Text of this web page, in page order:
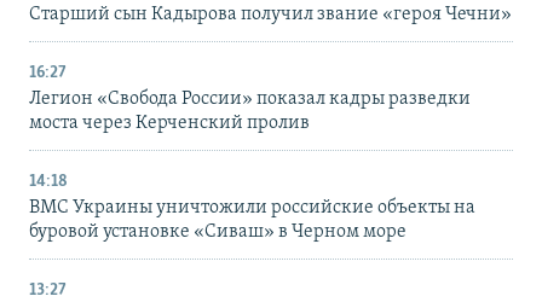
Старший сын Кадырова получил звание «героя Чечни»
16:27
Легион «Свобода России» показал кадры разведки
моста через Керченский пролив
14:18
ВМС Украины уничтожили российские объекты на
буровой установке «Сиваш» в Черном море
13:27